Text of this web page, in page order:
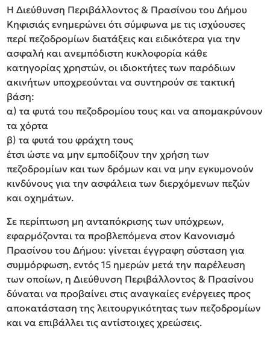
Η Διεύθυνση Περιβάλλοντος & Πρασίνου του Δήμου
Κηφισιάς ενημερώνει ότι σύμφωνα με τις ισχύουσες
περί πεζοδρομίων διατάξεις και ειδικότερα για την
ασφαλή και ανεμπόδιστη κυκλοφορία κάθε
κατηγορίας χρηστών, οι ιδιοκτήτες των παρόδιων
ακινήτων υποχρεούνται να συντηρούν σε τακτική
βάση:
α) τα φυτά του πεζοδρομίου τους και να απομακρύνουν
τα χόρτα
β) τα φυτά του φράχτη τους
έτσι ώστε να μην εμποδίζουν την χρήση των
πεζοδρομίων και των δρόμων και να μην εγκυμονούν
κινδύνους για την ασφάλεια των διερχόμενων πεζών
και οχημάτων.
Σε περίπτωση μη ανταπόκρισης των υπόχρεων,
εφαρμόζονται τα προβλεπόμενα στον Κανονισμό
Πρασίνου του Δήμου: γίνεται έγγραφη σύσταση για
συμμόρφωση, εντός 15 ημερών μετά την παρέλευση
των οποίων, η Διεύθυνση Περιβάλλοντος & Πρασίνου
δύναται να προβαίνει στις αναγκαίες ενέργειες προς
αποκατάσταση της λειτουργικότητας των πεζοδρομίων
και να επιβάλλει τις αντίστοιχες χρεώσεις.